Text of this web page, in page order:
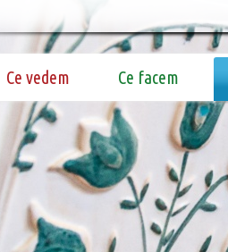
Ce vedem Ce facem